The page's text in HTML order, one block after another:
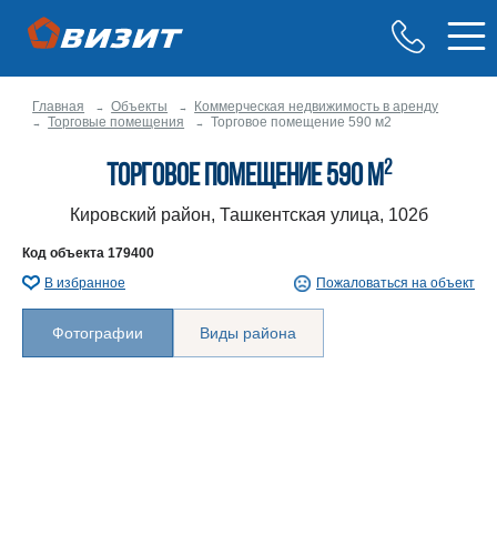
Главная Объекты
Коммерческая недвижимость в аренду
Торговые помещения
Торговое помещение 590 м2
Торговое помещение 590 м2
Кировский район, Ташкентская улица, 102б
Код объекта 179400
В избранное
Пожаловаться на объект
Фотографии Виды района